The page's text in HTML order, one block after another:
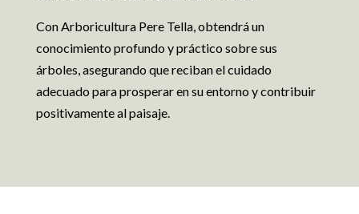
Con Arboricultura Pere Tella, obtendrá un
conocimiento profundo y práctico sobre sus
árboles, asegurando que reciban el cuidado
adecuado para prosperar en su entorno y contribuir
positivamente al paisaje.